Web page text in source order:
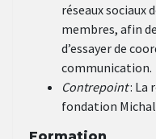
réseaux sociaux
membres, afin
d’essayer de
communication.
Contrepoint: La
fondation